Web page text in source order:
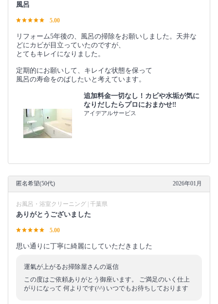
風呂
5.00
リフォーム5年後の、風呂の掃除をお願いしました。天井な
どにカビが目立っていたのですが、
とてもキレイになりました。
定期的にお願いして、キレイな状態を保って
風呂の寿命をのばしたいと考えています。
追加料金一切なし！カビや水垢が気に
なりだしたらプロにおまかせ‼︎
アイデアルサービス
匿名希望(50代) 2026年01月
お風呂・浴室クリーニング | 千葉県
ありがとうございました
5.00
思い通りに丁寧に綺麗にしていただきました
運氣が上がるお掃除屋さんの返信
この度はご依頼ありがとう御座います。 ご満足のいく仕上
がりになって 何よりです(^^) いつでもお待ちしております